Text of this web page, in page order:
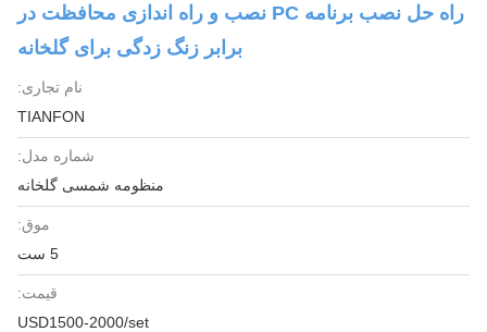
راه حل نصب برنامه PC نصب و راه اندازی محافظت در
برابر زنگ زدگی برای گلخانه
نام تجاری:
TIANFON
شماره مدل:
منظومه شمسی گلخانه
موق:
5 ست
قیمت:
USD1500-2000/set